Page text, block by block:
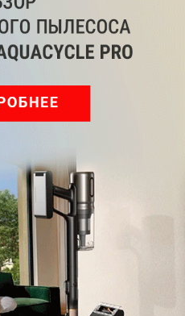
Дзен
, чтобы